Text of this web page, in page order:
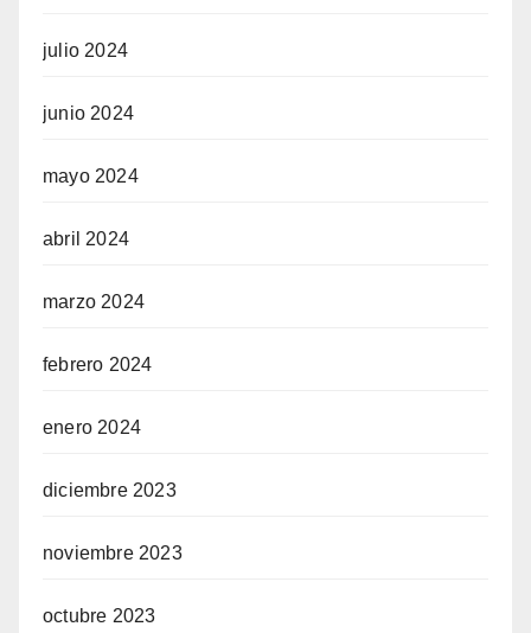
julio 2024
junio 2024
mayo 2024
abril 2024
marzo 2024
febrero 2024
enero 2024
diciembre 2023
noviembre 2023
octubre 2023